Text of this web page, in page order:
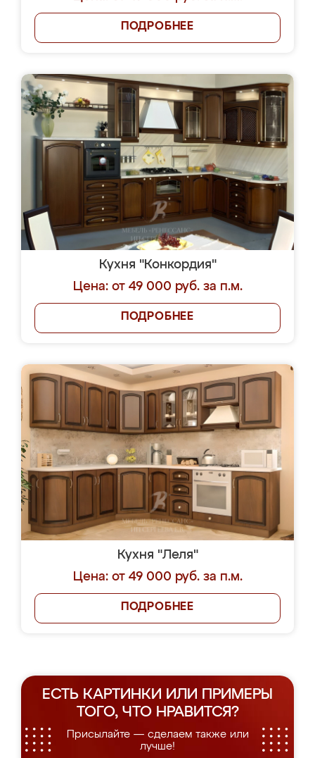
ПОДРОБНЕЕ
Кухня "Конкордия"
Цена: от 49 000 руб. за п.м.
ПОДРОБНЕЕ
Кухня "Леля"
Цена: от 49 000 руб. за п.м.
ПОДРОБНЕЕ
ЕСТЬ КАРТИНКИ ИЛИ ПРИМЕРЫ
ТОГО, ЧТО НРАВИТСЯ?
Присылайте — сделаем также или
лучше!